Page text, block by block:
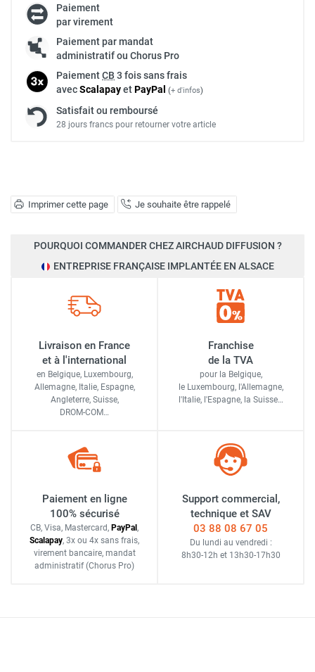
Imprimer cette page Je souhaite être rappelé
Paiement
par virement
Paiement par mandat
administratif ou Chorus Pro
PaiementCB 3 fois sans frais
avecScalapayetPayPal (+ d'infos)
Satisfait ou remboursé
28 jours francs pour retourner votre article
POURQUOI COMMANDER CHEZ AIRCHAUD DIFFUSION ?
ENTREPRISE FRANÇAISE IMPLANTÉE EN ALSACE
Livraison en France
et à l'international
en Belgique, Luxembourg,
Allemagne, Italie, Espagne,
Angleterre, Suisse,
DROM-COM…
Franchise
de la TVA
pour la Belgique,
le Luxembourg, l'Allemagne,
l'Italie, l'Espagne, la Suisse…
Paiement en ligne
100% sécurisé
CB, Visa, Mastercard, PayPal ,
Scalapay, 3x ou 4x sans frais,
virement bancaire, mandat
administratif (Chorus Pro)
Support commercial,
technique et SAV
03 88 08 67 05
Du lundi au vendredi :
8h30-12h et 13h30-17h30